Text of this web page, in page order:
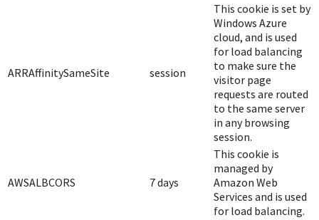
ARRAffinitySameSite session
This cookie is set by
Windows Azure
cloud, and is used
for load balancing
to make sure the
visitor page
requests are routed
to the same server
in any browsing
session.
AWSALBCORS 7 days
This cookie is
managed by
Amazon Web
Services and is used
for load balancing.